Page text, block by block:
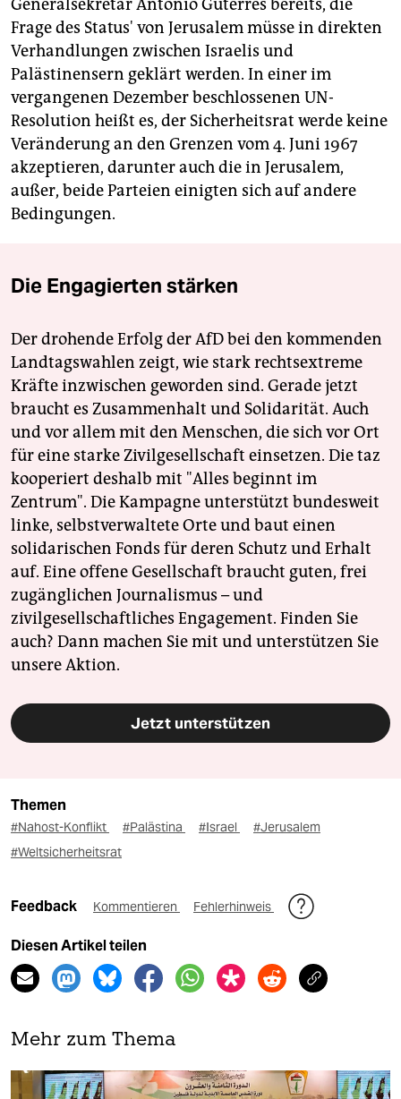
Generalsekretär António Guterres bereits, die
Frage des Status' von Jerusalem müsse in direkten
Verhandlungen zwischen Israelis und
Palästinensern geklärt werden. In einer im
vergangenen Dezember beschlossenen UN-
Resolution heißt es, der Sicherheitsrat werde keine
Veränderung an den Grenzen vom 4. Juni 1967
akzeptieren, darunter auch die in Jerusalem,
außer, beide Parteien einigten sich auf andere
Bedingungen.
Die Engagierten stärken
Der drohende Erfolg der AfD bei den kommenden
Landtagswahlen zeigt, wie stark rechtsextreme
Kräfte inzwischen geworden sind. Gerade jetzt
braucht es Zusammenhalt und Solidarität. Auch
und vor allem mit den Menschen, die sich vor Ort
für eine starke Zivilgesellschaft einsetzen. Die taz
kooperiert deshalb mit "Alles beginnt im
Zentrum". Die Kampagne unterstützt bundesweit
linke, selbstverwaltete Orte und baut einen
solidarischen Fonds für deren Schutz und Erhalt
auf. Eine offene Gesellschaft braucht guten, frei
zugänglichen Journalismus – und
zivilgesellschaftliches Engagement. Finden Sie
auch? Dann machen Sie mit und unterstützen Sie
unsere Aktion.
Jetzt unterstützen
Themen
#Nahost-Konflikt #Palästina #Israel
#Jerusalem
#Weltsicherheitsrat
Feedback Kommentieren Fehlerhinweis
Diesen Artikel teilen
Mehr zum Thema